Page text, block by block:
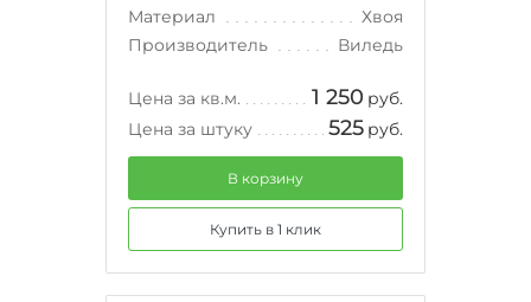
Материал
Хвоя
Производитель
Виледь
Цена за кв.м. 1 250 руб.
Цена за штуку
525 руб.
В корзину
Купить в 1 клик